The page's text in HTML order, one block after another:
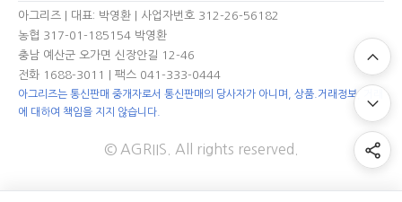
아그리즈 | 대표: 박영환 | 사업자번호 312-26-56182
농협 317-01-185154 박영환
충남 예산군 오가면 신장안길 12-46
전화 1688-3011
| 팩스 041-333-0444
아그리즈는 통신판매 중개자로서 통신판매의 당사자가 아니며, 상품.거래정보, 거래
에 대하여 책임을 지지 않습니다.
© AGRIIS. All rights reserved.